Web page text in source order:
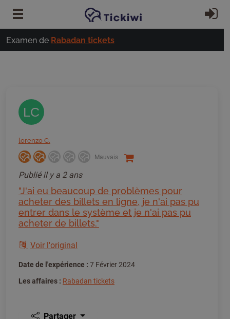
Passer au contenu principal
Examen de Rabadan tickets
LC
lorenzo C.
Mauvais
Publiéil y a 2 ans
"J'ai eu beaucoup de problèmes pour
acheter des billets en ligne, je n'ai pas pu
entrer dans le système et je n'ai pas pu
acheter de billets."
Voir l'original
Date de l'expérience : 7 Février 2024
Les affaires : Rabadan tickets
Partager